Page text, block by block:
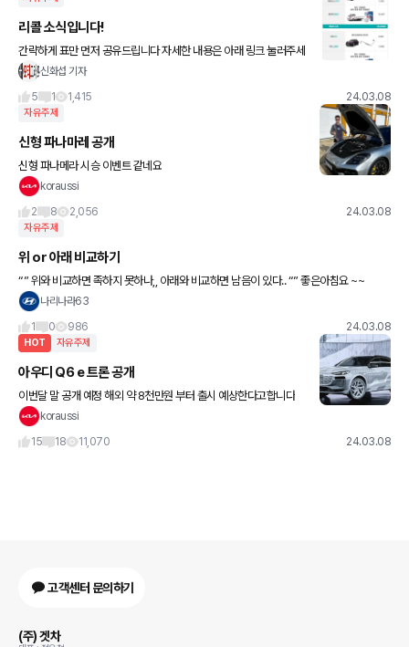
리콜 소식입니다!
간략하게 표만 먼저 공유드립니다 자세한 내용은 아래 링크 눌러주세
요 :) 신화섭 기자
5
1 1,415 24.03.08
자유주제
신형 파나마레 공개
신형 파나메라 시승 이벤트 같네요
koraussi
2
8 2,056 24.03.08
자유주제
위 or 아래 비교하기
“” 위와 비교하면 족하지 못하나,, 아래와 비교하면 남음이 있다.. “” 좋은아침요 ~~
나리나라63
1
0 986 24.03.08
HOT 자유주제
아우디 Q6 e 트론 공개
이번달 말 공개 예정 해외 약 8천만원 부터 출시 예상한다고합니다
koraussi
15
18 11,070 24.03.08
고객센터 문의하기
(주) 겟차